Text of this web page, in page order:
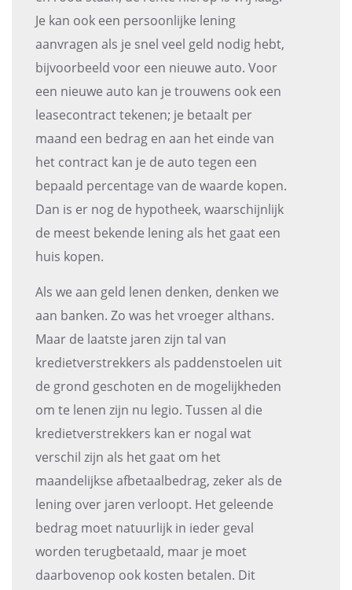
Je kan ook een persoonlijke lening
aanvragen als je snel veel geld nodig hebt,
bijvoorbeeld voor een nieuwe auto. Voor
een nieuwe auto kan je trouwens ook een
leasecontract tekenen; je betaalt per
maand een bedrag en aan het einde van
het contract kan je de auto tegen een
bepaald percentage van de waarde kopen.
Dan is er nog de hypotheek, waarschijnlijk
de meest bekende lening als het gaat een
huis kopen.
Als we aan geld lenen denken, denken we
aan banken. Zo was het vroeger althans.
Maar de laatste jaren zijn tal van
kredietverstrekkers als paddenstoelen uit
de grond geschoten en de mogelijkheden
om te lenen zijn nu legio. Tussen al die
kredietverstrekkers kan er nogal wat
verschil zijn als het gaat om het
maandelijkse afbetaalbedrag, zeker als de
lening over jaren verloopt. Het geleende
bedrag moet natuurlijk in ieder geval
worden terugbetaald, maar je moet
daarbovenop ook kosten betalen. Dit